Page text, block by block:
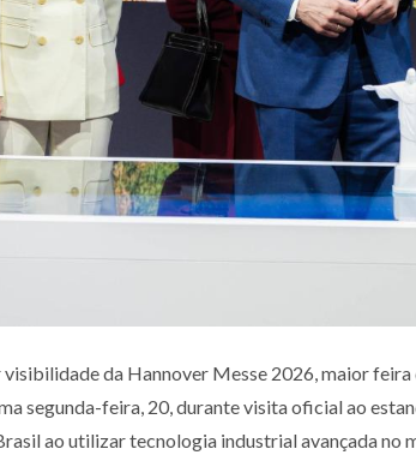
visibilidade da Hannover Messe 2026, maior feira
segunda-feira, 20, durante visita oficial ao
ao utilizar tecnologia industrial avançada no